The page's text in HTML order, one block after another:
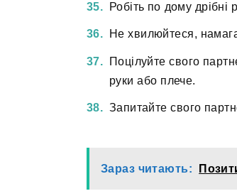
Робіть по дому дрібні
Не хвилюйтеся,
Поцілуйте свого
руки або плече.
Запитайте свого
Зараз читають: